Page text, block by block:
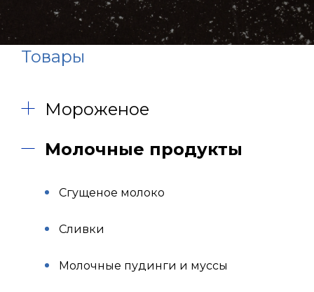
Товары
Мороженое
Молочные продукты
Сгущеное молоко
Сливки
Молочные пудинги и муссы